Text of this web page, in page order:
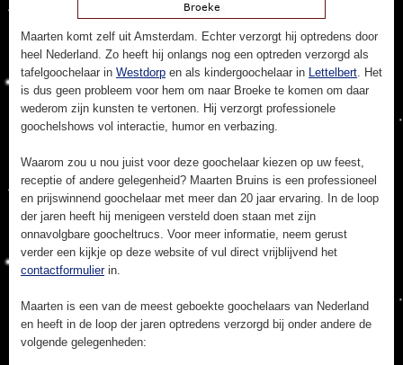
Maarten komt zelf uit Amsterdam. Echter verzorgt hij optredens door
heel Nederland. Zo heeft hij onlangs nog een optreden verzorgd als
tafelgoochelaar in Westdorp en als kindergoochelaar in Lettelbert. Het
is dus geen probleem voor hem om naar Broeke te komen om daar
wederom zijn kunsten te vertonen. Hij verzorgt professionele
goochelshows vol interactie, humor en verbazing.
Waarom zou u nou juist voor deze goochelaar kiezen op uw feest,
receptie of andere gelegenheid? Maarten Bruins is een professioneel
en prijswinnend goochelaar met meer dan 20 jaar ervaring. In de loop
der jaren heeft hij menigeen versteld doen staan met zijn
onnavolgbare goocheltrucs. Voor meer informatie, neem gerust
verder een kijkje op deze website of vul direct vrijblijvend het
contactformulierin.
Maarten is een van de meest geboekte goochelaars van Nederland
en heeft in de loop der jaren optredens verzorgd bij onder andere de
volgende gelegenheden: